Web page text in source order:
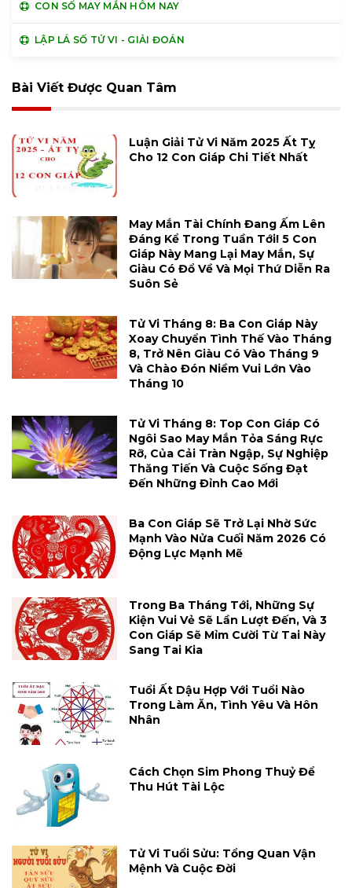
CON SỐ MAY MẮN HÔM NAY
LẬP LÁ SỐ TỬ VI - GIẢI ĐOÁN
Bài Viết Được Quan Tâm
Luận Giải Tử Vi Năm 2025 Ất Tỵ
Cho 12 Con Giáp Chi Tiết Nhất
May Mắn Tài Chính Đang Ấm Lên
Đáng Kể Trong Tuần Tới! 5 Con
Giáp Này Mang Lại May Mắn, Sự
Giàu Có Đổ Về Và Mọi Thứ Diễn Ra
Suôn Sẻ
Tử Vi Tháng 8: Ba Con Giáp Này
Xoay Chuyển Tình Thế Vào Tháng
8, Trở Nên Giàu Có Vào Tháng 9
Và Chào Đón Niềm Vui Lớn Vào
Tháng 10
Tử Vi Tháng 8: Top Con Giáp Có
Ngôi Sao May Mắn Tỏa Sáng Rực
Rỡ, Của Cải Tràn Ngập, Sự Nghiệp
Thăng Tiến Và Cuộc Sống Đạt
Đến Những Đỉnh Cao Mới
Ba Con Giáp Sẽ Trở Lại Nhờ Sức
Mạnh Vào Nửa Cuối Năm 2026 Có
Động Lực Mạnh Mẽ
Trong Ba Tháng Tới, Những Sự
Kiện Vui Vẻ Sẽ Lần Lượt Đến, Và 3
Con Giáp Sẽ Mỉm Cười Từ Tai Này
Sang Tai Kia
Tuổi Ất Dậu Hợp Với Tuổi Nào
Trong Làm Ăn, Tình Yêu Và Hôn
Nhân
Cách Chọn Sim Phong Thuỷ Để
Thu Hút Tài Lộc
Tử Vi Tuổi Sửu: Tổng Quan Vận
Mệnh Và Cuộc Đời